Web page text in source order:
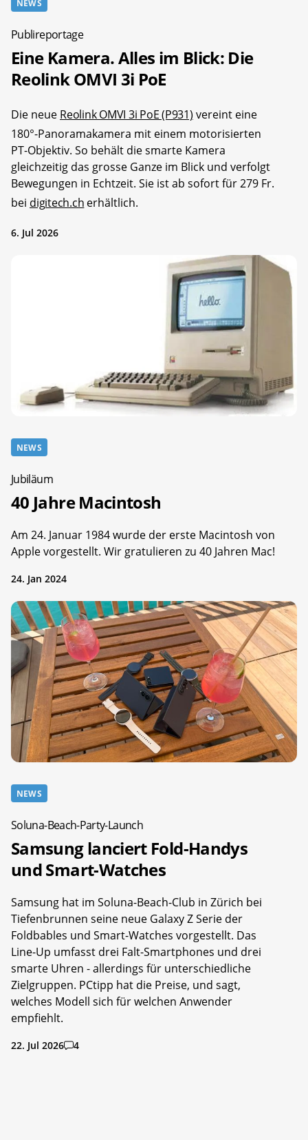
NEWS
Publireportage
Eine Kamera. Alles im Blick: Die
Reolink OMVI 3i PoE
Die neue Reolink OMVI 3i PoE (P931) vereint eine
180°-Panoramakamera mit einem motorisierten
PT-Objektiv. So behält die smarte Kamera
gleichzeitig das grosse Ganze im Blick und verfolgt
Bewegungen in Echtzeit. Sie ist ab sofort für 279 Fr.
bei digitech.ch erhältlich.
6. Jul 2026
NEWS
Jubiläum
40 Jahre Macintosh
Am 24. Januar 1984 wurde der erste Macintosh von
Apple vorgestellt. Wir gratulieren zu 40 Jahren Mac!
24. Jan 2024
NEWS
Soluna-Beach-Party-Launch
Samsung lanciert Fold-Handys
und Smart-Watches
Samsung hat im Soluna-Beach-Club in Zürich bei
Tiefenbrunnen seine neue Galaxy Z Serie der
Foldbables und Smart-Watches vorgestellt. Das
Line-Up umfasst drei Falt-Smartphones und drei
smarte Uhren - allerdings für unterschiedliche
Zielgruppen. PCtipp hat die Preise, und sagt,
welches Modell sich für welchen Anwender
empfiehlt.
22. Jul 2026 4